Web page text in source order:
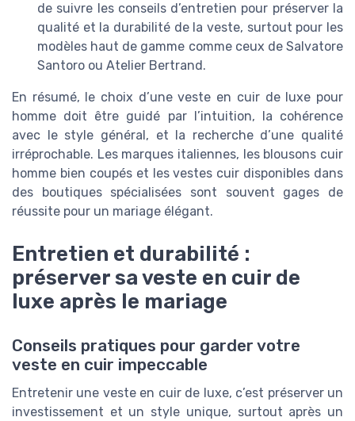
de suivre les conseils d’entretien pour préserver la
qualité et la durabilité de la veste, surtout pour les
modèles haut de gamme comme ceux de Salvatore
Santoro ou Atelier Bertrand.
En résumé, le choix d’une veste en cuir de luxe pour
homme doit être guidé par l’intuition, la cohérence
avec le style général, et la recherche d’une qualité
irréprochable. Les marques italiennes, les blousons cuir
homme bien coupés et les vestes cuir disponibles dans
des boutiques spécialisées sont souvent gages de
réussite pour un mariage élégant.
Entretien et durabilité :
préserver sa veste en cuir de
luxe après le mariage
Conseils pratiques pour garder votre
veste en cuir impeccable
Entretenir une veste en cuir de luxe, c’est préserver un
investissement et un style unique, surtout après un